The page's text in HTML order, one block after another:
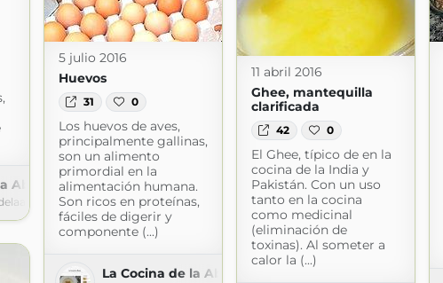
Abuela
5 julio 2016
Huevos
31 0
Los huevos de aves,
principalmente gallinas,
son un alimento
primordial en la
alimentación humana.
Son ricos en proteínas,
fáciles de digerir y
componente (...)
La Cocina de la Abuela
11 abril 2016
Ghee, mantequilla
clarificada
42 0
El Ghee, típico de en la
cocina de la India y
Pakistán. Con un uso
tanto en la cocina
como medicinal
(eliminación de
toxinas). Al someter a
calor la (...)